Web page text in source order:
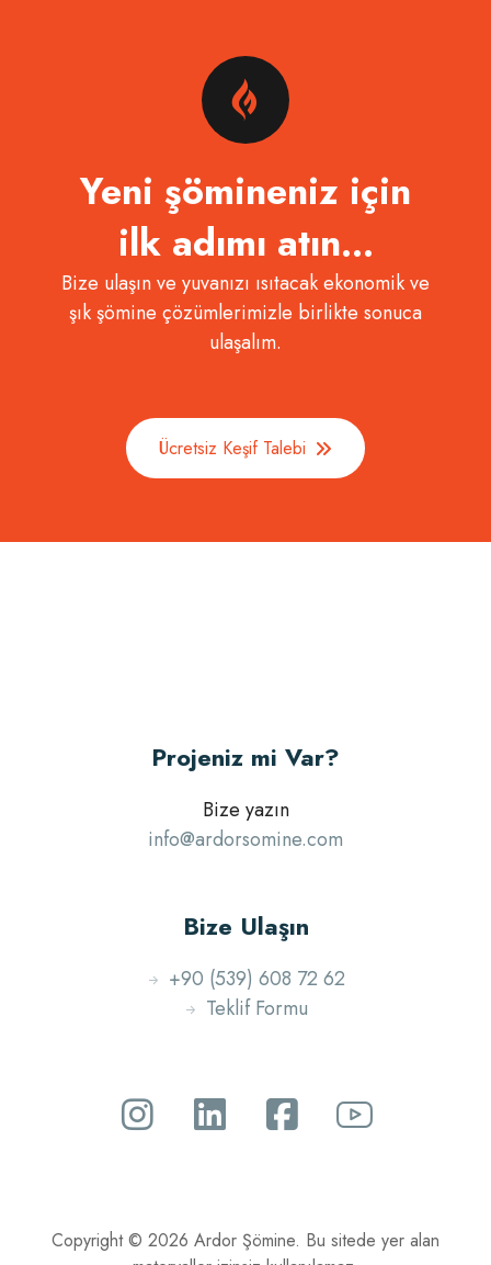
Yeni şömineniz için
ilk adımı atın…
Bize ulaşın ve yuvanızı ısıtacak ekonomik ve
şık şömine çözümlerimizle birlikte sonuca
ulaşalım.
Ücretsiz Keşif Talebi
Projeniz mi Var?
Bize yazın
info@ardorsomine.com
Bize Ulaşın
+90 (539) 608 72 62
Teklif Formu
Copyright © 2026 Ardor Şömine. Bu sitede yer alan